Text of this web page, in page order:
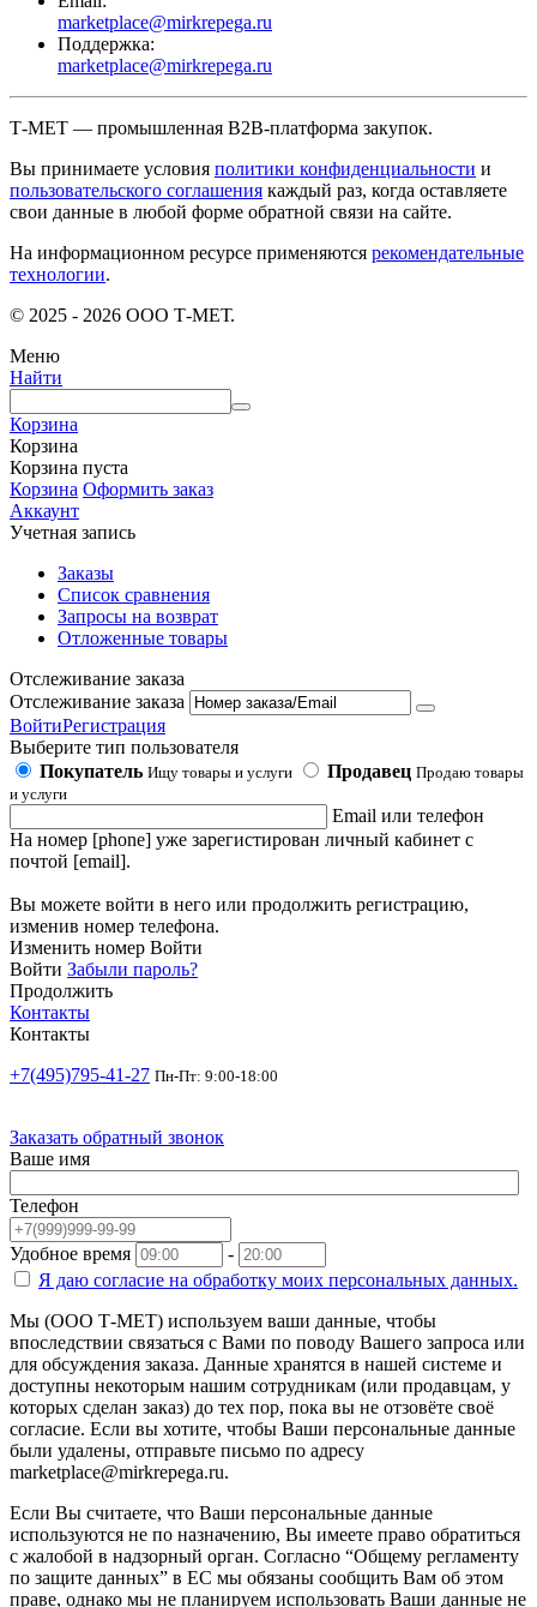
marketplace@mirkrepega.ru
Поддержка:
marketplace@mirkrepega.ru
Т-МЕТ — промышленная B2B-платформа закупок.
Вы принимаете условия политики конфиденциальности и
пользовательского соглашения каждый раз, когда оставляете
свои данные в любой форме обратной связи на сайте.
На информационном ресурсе применяются рекомендательные
технологии.
© 2025 - 2026 ООО Т-МЕТ.
Меню
Найти
Корзина
Корзина
Корзина пуста
Корзина Оформить заказ
Аккаунт
Учетная запись
Заказы
Список сравнения
Запросы на возврат
Отложенные товары
Отслеживание заказа
Отслеживание заказа
ВойтиРегистрация
Выберите тип пользователя
Покупатель Ищу товары и услуги Продавец Продаю товары
и услуги
Email или телефон
На номер [phone] уже зарегистирован личный кабинет с
почтой [email].
Вы можете войти в него или продолжить регистрацию,
изменив номер телефона.
Изменить номер Войти
Войти Забыли пароль?
Продолжить
Контакты
Контакты
+7(495)795-41-27 Пн-Пт: 9:00-18:00
Заказать обратный звонок
Ваше имя
Телефон
Удобное время
-
Я даю согласие на обработку моих персональных данных.
Мы (ООО Т-МЕТ) используем ваши данные, чтобы
впоследствии связаться с Вами по поводу Вашего запроса или
для обсуждения заказа. Данные хранятся в нашей системе и
доступны некоторым нашим сотрудникам (или продавцам, у
которых сделан заказ) до тех пор, пока вы не отзовёте своё
согласие. Если вы хотите, чтобы Ваши персональные данные
были удалены, отправьте письмо по адресу
marketplace@mirkrepega.ru.
Если Вы считаете, что Ваши персональные данные
используются не по назначению, Вы имеете право обратиться
с жалобой в надзорный орган. Согласно “Общему регламенту
по защите данных” в ЕС мы обязаны сообщить Вам об этом
праве, однако мы не планируем использовать Ваши данные не